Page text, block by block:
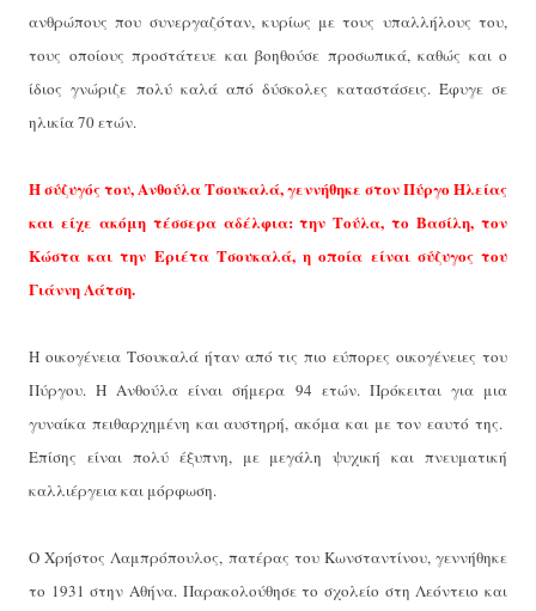
ανθρώπους που συνεργαζόταν, κυρίως με τους υπαλλήλους του,
τους οποίους προστάτευε και βοηθούσε προσωπικά, καθώς και ο
ίδιος γνώριζε πολύ καλά από δύσκολες καταστάσεις. Έφυγε σε
ηλικία 70 ετών.
Η σύζυγός του, Ανθούλα Τσουκαλά, γεννήθηκε στον Πύργο Ηλείας
και είχε ακόμη τέσσερα αδέλφια: την Τούλα, το Βασίλη, τον
Κώστα και την Εριέτα Τσουκαλά, η οποία είναι σύζυγος του
Γιάννη Λάτση.
Η οικογένεια Τσουκαλά ήταν από τις πιο εύπορες οικογένειες του
Πύργου. Η Ανθούλα είναι σήμερα 94 ετών. Πρόκειται για μια
γυναίκα πειθαρχημένη και αυστηρή, ακόμα και με τον εαυτό της.
Επίσης είναι πολύ έξυπνη, με μεγάλη ψυχική και πνευματική
καλλιέργεια και μόρφωση.
Ο Χρήστος Λαμπρόπουλος, πατέρας του Κωνσταντίνου, γεννήθηκε
το 1931 στην Αθήνα. Παρακολούθησε το σχολείο στη Λεόντειο και